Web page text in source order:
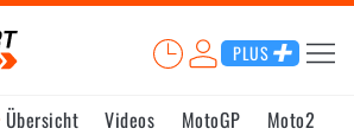
PLUS
Übersicht Videos MotoGP Moto2